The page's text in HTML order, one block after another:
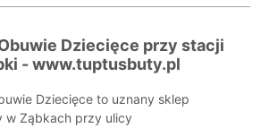
Dziecięce przy stacji
- www.tuptusbuty.pl
Dziecięce to uznany sklep
w Ząbkach przy ulicy